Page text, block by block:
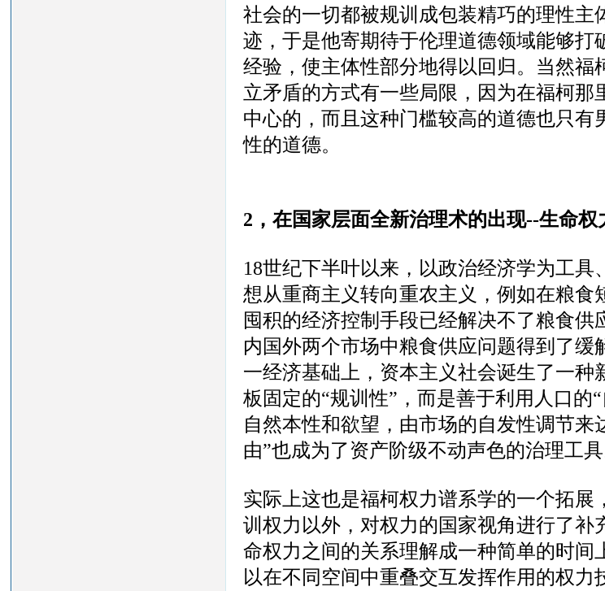
社会的一切都被规训成包装精巧的理性
迹，于是他寄期待于伦理道德领域能够
经验，使主体性部分地得以回归。当然福
立矛盾的方式有一些局限，因为在福柯
中心的，而且这种门槛较高的道德也只
性的道德。
2，在国家层面全新治理术的出现--生命权
18世纪下半叶以来，以政治经济学为工
想从重商主义转向重农主义，例如在粮
囤积的经济控制手段已经解决不了粮食
内国外两个市场中粮食供应问题得到了
一经济基础上，资本主义社会诞生了一
板固定的“规训性”，而是善于利用人口的
自然本性和欲望，由市场的自发性调节来
由”也成为了资产阶级不动声色的治理工具
实际上这也是福柯权力谱系学的一个拓
训权力以外，对权力的国家视角进行了
命权力之间的关系理解成一种简单的时
以在不同空间中重叠交互发挥作用的权